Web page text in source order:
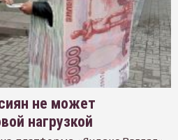
не может
нагрузкой